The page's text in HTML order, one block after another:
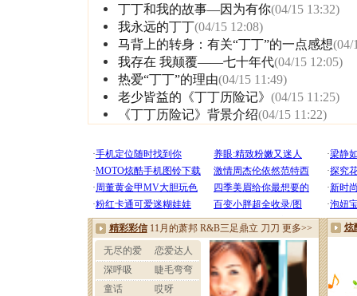
丁丁和我的故事—因为有你(04/15 13:32)
我永远的丁丁(04/15 12:08)
马背上的转身：有关“丁丁”的一点感想(04/
我存在 我颠覆——七十年代(04/15 12:05)
热爱“丁丁”的理由(04/15 11:49)
老少皆益的《丁丁历险记》 (04/15 11:25)
《丁丁历险记》背景介绍(04/15 11:22)